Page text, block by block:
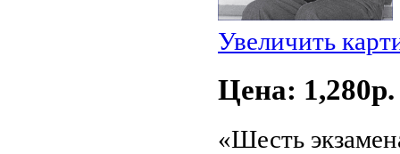
Увеличить
Цена: 1,280p.
«Шесть